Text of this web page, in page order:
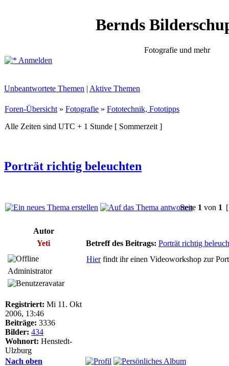
Bernds
Fotografie und mehr
Anmelden
Unbeantwortete Themen | Aktive Themen
Foren-Übersicht » Fotografie » Fototechnik, Fototipps
Alle Zeiten sind UTC + 1 Stunde [ Sommerzeit ]
Porträt richtig beleuchten
Seite 1 von 1
Autor
Yeti
Betreff des Beitrags: Porträt richtig
Administrator
Registriert: Mi 11. Okt
2006, 13:46
Beiträge: 3336
Bilder: 434
Wohnort: Henstedt-
Ulzburg
Hierfindt ihr einen Videoworkshop zur
Nach oben